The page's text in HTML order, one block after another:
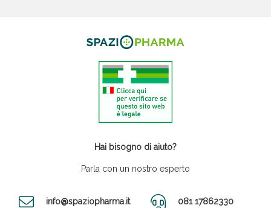
Hai bisogno di aiuto?
Parla con un nostro esperto
info@spaziopharma.it 081 17862330